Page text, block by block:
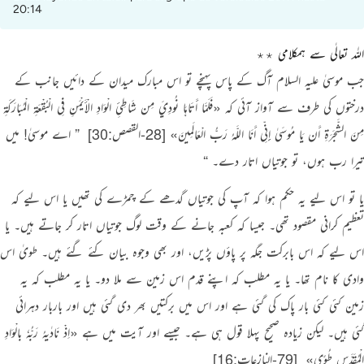
20:14
اللہ تعالٰی سے ہمکلامی ٭٭
جب موسیٰ علیہ السلام آگ کے پاس پہنچے تو اس مبارک میدان کے دائیں جانب کے
درختوں کی طرف سے آواز آئی کہ «فَلَمَّا أَتَاهَا نُودِيَ مِن شَاطِئِ الْوَادِ الْأَيْمَنِ فِي الْبُقْعَةِ الْمُبَارَكَةِ
مِنَ الشَّجَرَةِ أَن يَا مُوسَىٰ إِنِّي أَنَا اللَّـهُ رَبُّ الْعَالَمِينَ» [28-القصص:30]
” اے موسیٰ! میں
تیرا رب ہوں، تو جوتیاں اتار دے۔ “
یا تو اس لیے یہ حکم ہوا کہ آپ کی جوتیاں گدھے کے چمڑے کی تھیں یا اس لیے کہ
تعظیم کرانی مقصود تھی۔ جیسا کہ کعبہ جانے کے وقت لوگ جوتیاں اتار کر جاتے ہیں۔ یا
اس لیے کہ اس بابرکت جگہ پر پاؤں پڑیں، اور بھی وجوہ بیان کئے گئے ہیں۔ طویٰ اس
وادی کا نام تھا۔ یا یہ مطلب کہ اپنے قدم اس زمین سے ملا دو۔ یا یہ مطلب کہ یہ
زمین کئی کئی بار پاک کی گئی ہے اور اس میں برکتیں بھر دی گئی ہیں اور باربار دہرائی
گئی ہیں۔ لیکن زیادہ صحیح پہلا قول ہی ہے۔ جیسے اور آیت میں ہے «اِذْ نَادٰىهُ رَبُّهٗ بالْوَادِ
الْمُقَدَّسِ طُوًى» [79-النازعات:16]